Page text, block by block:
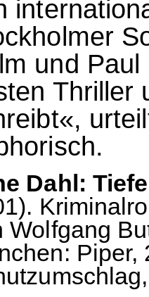
und
Thriller
Dahl:
Wolfgang
Piper,